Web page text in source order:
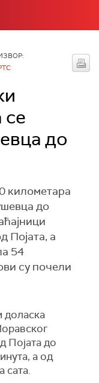
се
до
километара
до
Појата, а
54
су почели
доласка
Појата до
а од
сата.